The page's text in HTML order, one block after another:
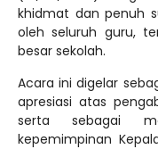
khidmat dan penuh
oleh seluruh guru,
besar sekolah.
Acara ini digelar
apresiasi atas
serta sebagai
kepemimpinan